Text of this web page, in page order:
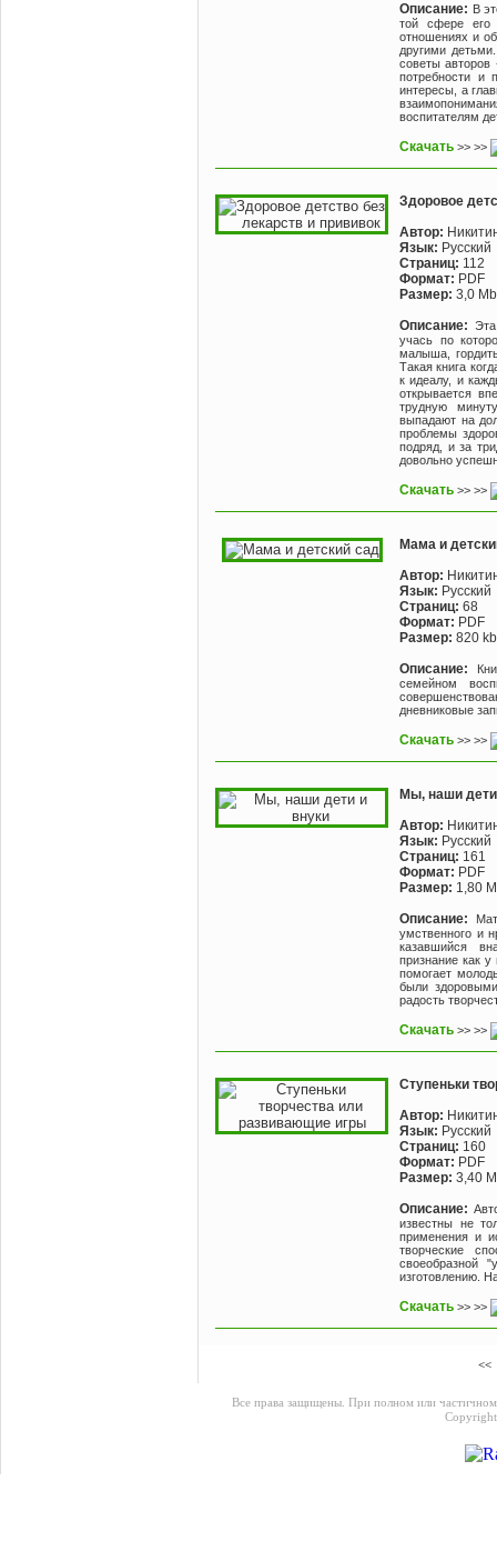
Описание: В
той сфере его
отношениях и
другими
советы авторов
потребности и
интересы, а
воспитателям
Скачать >> >>
Здоровое
Автор:
Язык: Русский
Страниц: 112
Формат: PDF
Размер: 3,0 Mb
Описание:
учась по
малыша,
Такая книга
к идеалу, и
открывается
трудную
выпадают на
проблемы
подряд, и за
довольно
Скачать >> >>
Мама и
Автор:
Язык: Русский
Страниц: 68
Формат: PDF
Размер: 820 kb
Описание:
семейном
дневниковые
Скачать >> >>
Мы, наши дети
Автор:
Язык: Русский
Страниц: 161
Формат: PDF
Размер: 1,80
Описание:
умственного и
казавшийся
признание как
помогает
были
радость
Скачать >> >>
Ступеньки
Автор:
Язык: Русский
Страниц: 160
Формат: PDF
Размер: 3,40
Описание:
известны не
применения и
творческие
своеобразной
изготовлению.
Скачать >> >>
<<
Все права защищены. При полном или частичном